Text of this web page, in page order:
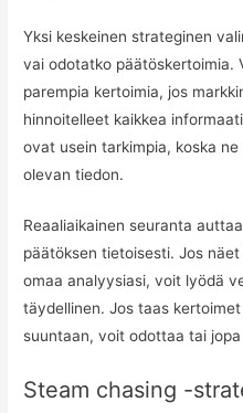
Yksi keskeinen strateginen
vai odotatko päätöskertoimia.
parempia kertoimia, jos
hinnoitelleet kaikkea
ovat usein tarkimpia, koska
olevan tiedon.
Reaaliaikainen seuranta
päätöksen tietoisesti. Jos
omaa analyysiasi, voit lyödä
täydellinen. Jos taas
suuntaan, voit odottaa tai
Steam chasing -